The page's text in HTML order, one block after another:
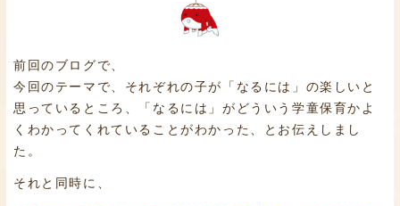
前回のブログで、
今回のテーマで、それぞれの子が「なるには」の楽しいと
思っているところ、「なるには」がどういう学童保育かよ
くわかってくれていることがわかった、とお伝えしまし
た。
それと同時に、